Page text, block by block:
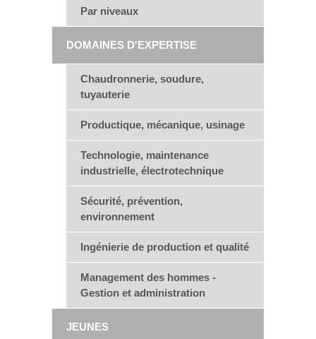
Par niveaux
DOMAINES D'EXPERTISE
Chaudronnerie, soudure,
tuyauterie
Productique, mécanique, usinage
Technologie, maintenance
industrielle, électrotechnique
Sécurité, prévention,
environnement
Ingénierie de production et qualité
Management des hommes -
Gestion et administration
JEUNES